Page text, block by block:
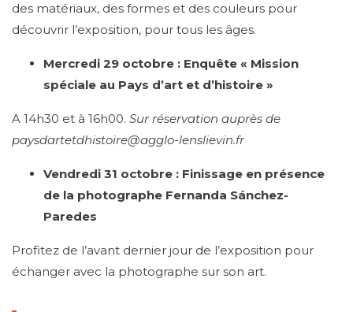
des matériaux, des formes et des couleurs pour
découvrir l’exposition, pour tous les âges.
Mercredi 29 octobre : Enquête « Mission
spéciale au Pays d’art et d’histoire »
A 14h30 et à 16h00. Sur réservation auprès de
paysdartetdhistoire@agglo-lenslievin.fr
Vendredi 31 octobre : Finissage en présence
de la photographe Fernanda Sánchez-
Paredes
Profitez de l’avant dernier jour de l’exposition pour
échanger avec la photographe sur son art.